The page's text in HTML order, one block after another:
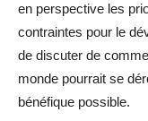
en perspective les
contraintes pour le
de discuter de
monde pourrait se
bénéfique possible.